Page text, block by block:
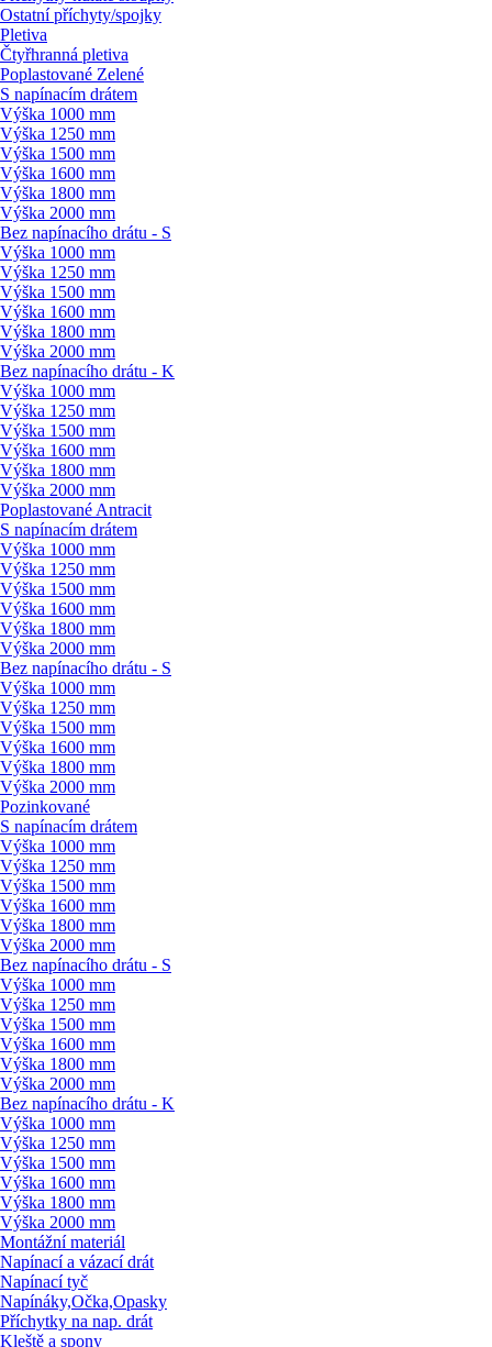
Ostatní příchyty/spojky
Pletiva
Čtyřhranná pletiva
Poplastované Zelené
S napínacím drátem
Výška 1000 mm
Výška 1250 mm
Výška 1500 mm
Výška 1600 mm
Výška 1800 mm
Výška 2000 mm
Bez napínacího drátu - S
Výška 1000 mm
Výška 1250 mm
Výška 1500 mm
Výška 1600 mm
Výška 1800 mm
Výška 2000 mm
Bez napínacího drátu - K
Výška 1000 mm
Výška 1250 mm
Výška 1500 mm
Výška 1600 mm
Výška 1800 mm
Výška 2000 mm
Poplastované Antracit
S napínacím drátem
Výška 1000 mm
Výška 1250 mm
Výška 1500 mm
Výška 1600 mm
Výška 1800 mm
Výška 2000 mm
Bez napínacího drátu - S
Výška 1000 mm
Výška 1250 mm
Výška 1500 mm
Výška 1600 mm
Výška 1800 mm
Výška 2000 mm
Pozinkované
S napínacím drátem
Výška 1000 mm
Výška 1250 mm
Výška 1500 mm
Výška 1600 mm
Výška 1800 mm
Výška 2000 mm
Bez napínacího drátu - S
Výška 1000 mm
Výška 1250 mm
Výška 1500 mm
Výška 1600 mm
Výška 1800 mm
Výška 2000 mm
Bez napínacího drátu - K
Výška 1000 mm
Výška 1250 mm
Výška 1500 mm
Výška 1600 mm
Výška 1800 mm
Výška 2000 mm
Montážní materiál
Napínací a vázací drát
Napínací tyč
Napínáky,Očka,Opasky
Příchytky na nap. drát
Kleště a spony